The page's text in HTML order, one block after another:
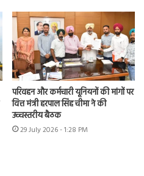
परिवहन और कर्मचारी यूनियनों की मांगों पर
वित्त मंत्री हरपाल सिंह चीमा ने की
उच्चस्तरीय बैठक
29 July 2026 - 1:28 PM